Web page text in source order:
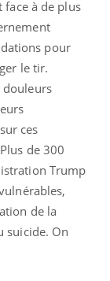
face à de plus
pour
le tir.
douleurs
ces
Plus de 300
Trump
de la
suicide. On